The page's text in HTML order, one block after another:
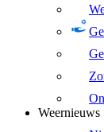
Weernieuws